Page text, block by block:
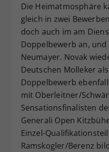
Die Heimatmosphäre
gleich in zwei
doch auch im am
Doppelbewerb an,
Neumayer. Novak
Deutschen Molleker
Doppelbewerb
mit Oberleitner/
Sensationsfinalisten
Generali Open
Einzel-
Ramskogler/Berenz